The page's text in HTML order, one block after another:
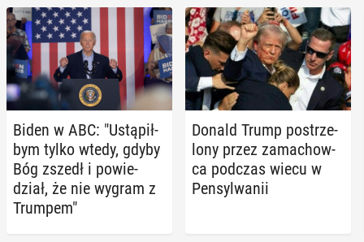
Biden w ABC: "Ustą­pił­
bym tylko wtedy, gdyby
Bóg zszedł i po­wie­
dział, że nie wygram z
Trumpem"
Donald Trump po­strze­
lo­ny przez za­ma­chow­
ca podczas wiecu w
Pen­syl­wa­nii